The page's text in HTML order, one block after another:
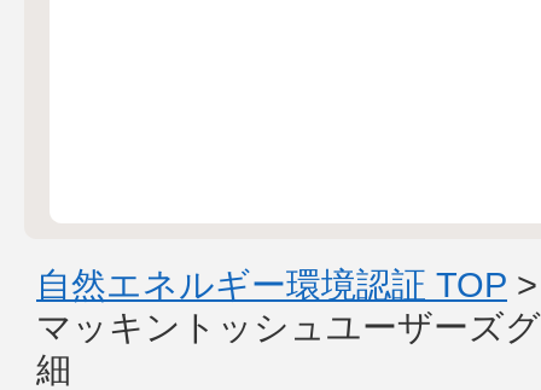
自然エネルギー環境認証 TOP
マッキントッシュユーザーズ
細